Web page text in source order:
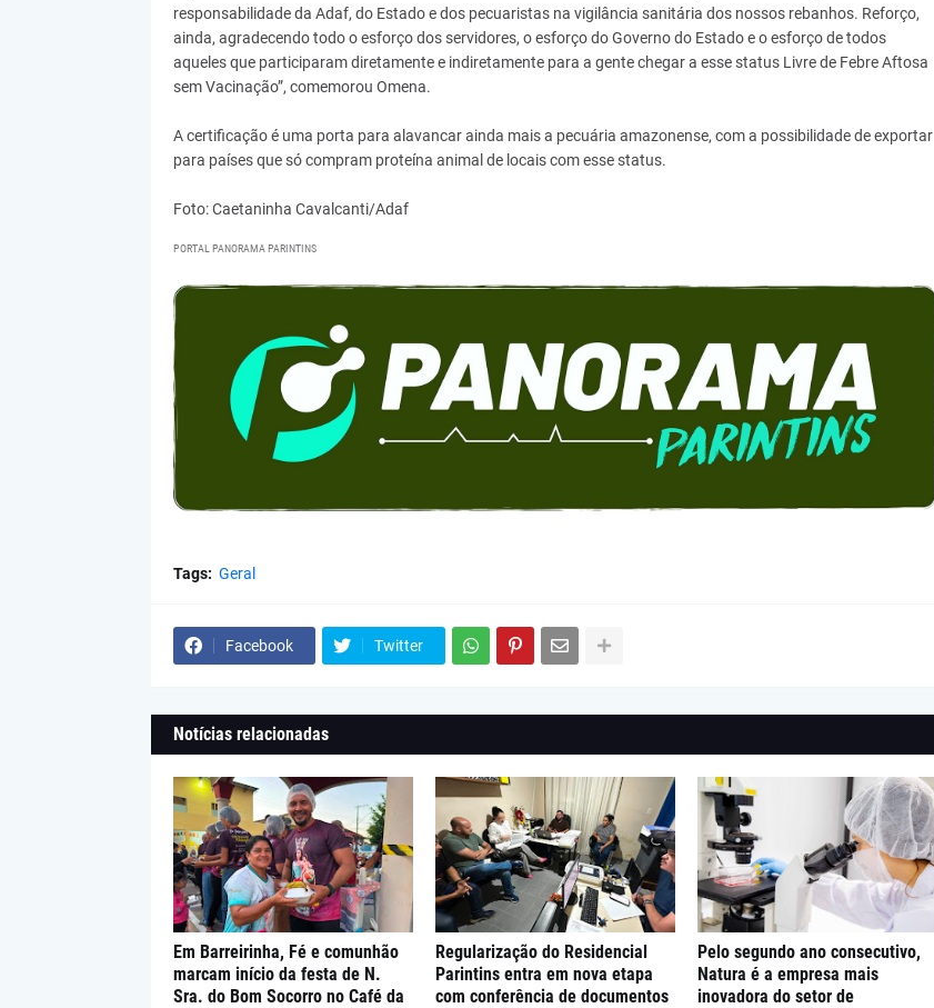
responsabilidade da Adaf, do Estado e dos pecuaristas na vigilância sanitária dos nossos rebanhos. Reforço,
ainda, agradecendo todo o esforço dos servidores, o esforço do Governo do Estado e o esforço de todos
aqueles que participaram diretamente e indiretamente para a gente chegar a esse status Livre de Febre Aftosa
sem Vacinação”, comemorou Omena.
A certificação é uma porta para alavancar ainda mais a pecuária amazonense, com a possibilidade de exportar
para países que só compram proteína animal de locais com esse status.
Foto: Caetaninha Cavalcanti/Adaf
PORTAL PANORAMA PARINTINS
Tags: Geral
Facebook Twitter
Notícias relacionadas
Em Barreirinha, Fé e comunhão
marcam início da festa de N.
Sra. do Bom Socorro no Café da
Regularização do Residencial
Parintins entra em nova etapa
com conferência de documentos
Pelo segundo ano consecutivo,
Natura é a empresa mais
inovadora do setor de